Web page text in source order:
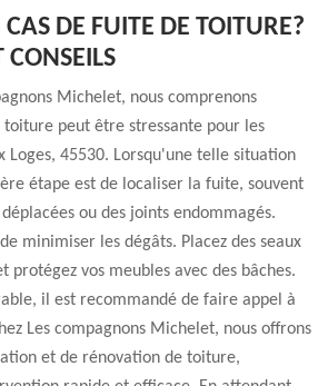
DE FUITE DE TOITURE?
CONSEILS
Michelet, nous comprenons
peut être stressante pour les
Loges, 45530. Lorsqu'une telle situation
étape est de localiser la fuite, souvent
ou des joints endommagés.
minimiser les dégâts. Placez des seaux
vos meubles avec des bâches.
il est recommandé de faire appel à
Les compagnons Michelet, nous offrons
et de rénovation de toiture,